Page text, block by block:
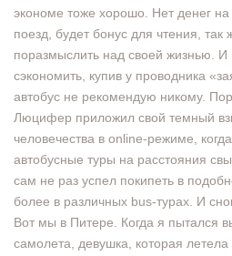
экономе тоже хорошо. Нет денег на
поезд, будет бонус для чтения,
поразмыслить над своей жизнью. И
сэкономить, купив у проводника
автобус не рекомендую никому.
Люцифер приложил свой темный
человечества в online-режиме,
автобусные туры на расстояния
сам не раз успел покипеть в
более в различных bus-турах. И
Вот мы в Питере. Когда я пытался
самолета, девушка, которая летела